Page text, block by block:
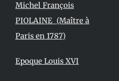
Michel François
PIOLAINE (Maître à
Paris en 1787)
Epoque Louis XVI